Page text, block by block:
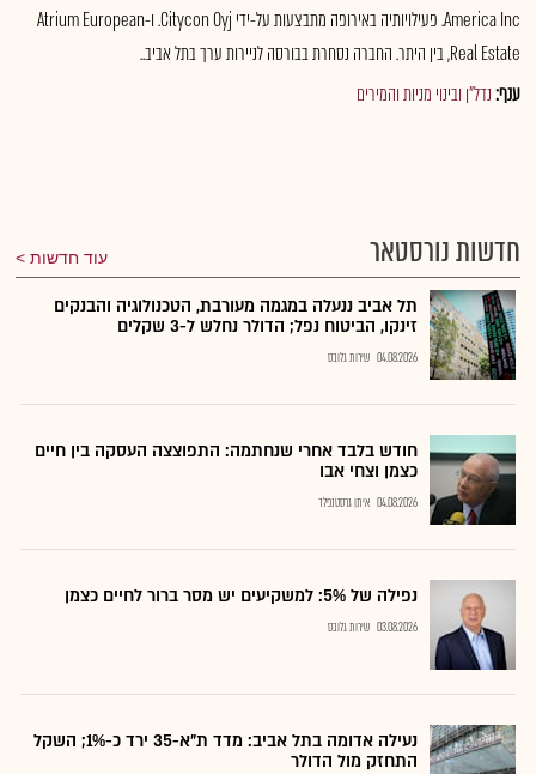
America Inc. פעילויותיה באירופה מתבצעות על-ידי Citycon Oyj. ו-Atrium European
Real Estate, בין היתר. החברה נסחרת בבורסה לניירות ערך בתל אביב..
ענף:נדל"ן ובינוי מניות והמירים
חדשות נורסטאר עוד חדשות
תל אביב ננעלה במגמה מעורבת, הטכנולוגיה והבנקים
זינקו, הביטוח נפל; הדולר נחלש ל-3 שקלים
04.08.2026 שירות גלובס
חודש בלבד אחרי שנחתמה: התפוצצה העסקה בין חיים
כצמן וצחי אבו
04.08.2026 איתן גרסטנפלד
נפילה של 5%: למשקיעים יש מסר ברור לחיים כצמן
03.08.2026 שירות גלובס
נעילה אדומה בתל אביב: מדד ת"א-35 ירד כ-1%; השקל
התחזק מול הדולר